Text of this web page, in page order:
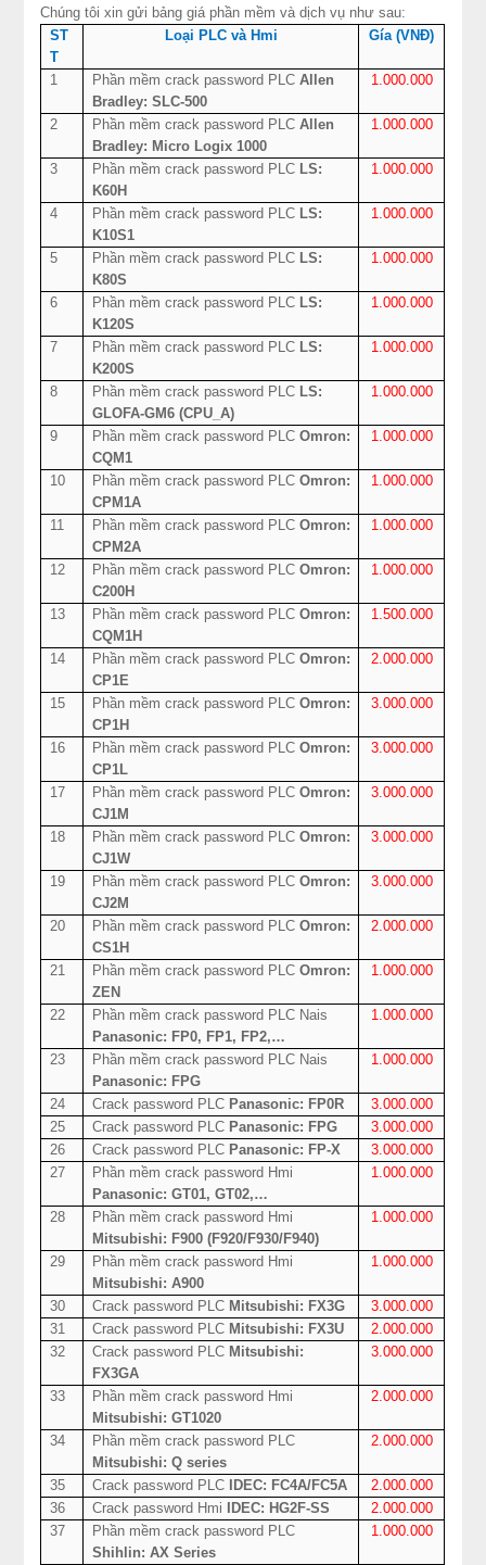
Chúng tôi xin gửi bảng giá phần mềm và dịch vụ như sau:
ST
T
Loại PLC và Hmi Gía (VNĐ)
1 Phần mềm crack password PLC Allen
Bradley: SLC-500
1.000.000
2 Phần mềm crack password PLC Allen
Bradley: Micro Logix 1000
1.000.000
3 Phần mềm crack password PLC LS:
K60H
1.000.000
4 Phần mềm crack password PLC LS:
K10S1
1.000.000
5 Phần mềm crack password PLC LS:
K80S
1.000.000
6 Phần mềm crack password PLC LS:
K120S
1.000.000
7 Phần mềm crack password PLC LS:
K200S
1.000.000
8 Phần mềm crack password PLC LS:
GLOFA-GM6 (CPU_A)
1.000.000
9 Phần mềm crack password PLC Omron:
CQM1
1.000.000
10 Phần mềm crack password PLC Omron:
CPM1A
1.000.000
11 Phần mềm crack password PLC Omron:
CPM2A
1.000.000
12 Phần mềm crack password PLC Omron:
C200H
1.000.000
13 Phần mềm crack password PLC Omron:
CQM1H
1.500.000
14 Phần mềm crack password PLC Omron:
CP1E
2.000.000
15 Phần mềm crack password PLC Omron:
CP1H
3.000.000
16 Phần mềm crack password PLC Omron:
CP1L
3.000.000
17 Phần mềm crack password PLC Omron:
CJ1M
3.000.000
18 Phần mềm crack password PLC Omron:
CJ1W
3.000.000
19 Phần mềm crack password PLC Omron:
CJ2M
3.000.000
20 Phần mềm crack password PLC Omron:
CS1H
2.000.000
21 Phần mềm crack password PLC Omron:
ZEN
1.000.000
22
Phần mềm crack password PLC Nais
Panasonic: FP0, FP1, FP2,…
1.000.000
23
Phần mềm crack password PLC Nais
Panasonic: FPG
1.000.000
24 Crack password PLC Panasonic: FP0R
3.000.000
25
Crack password PLC Panasonic: FPG
3.000.000
26
Crack password PLC Panasonic: FP-X
3.000.000
27
Phần mềm crack password Hmi
Panasonic: GT01, GT02,…
1.000.000
28
Phần mềm crack password Hmi
Mitsubishi: F900 (F920/F930/F940)
1.000.000
29
Phần mềm crack password Hmi
Mitsubishi: A900
1.000.000
30 Crack password PLC Mitsubishi: FX3G
3.000.000
31
Crack password PLC Mitsubishi: FX3U
2.000.000
32
Crack password PLC Mitsubishi:
FX3GA
3.000.000
33
Phần mềm crack password Hmi
Mitsubishi: GT1020
2.000.000
34
Phần mềm crack password PLC
Mitsubishi: Q series
2.000.000
35 Crack password PLC IDEC: FC4A/FC5A
2.000.000
36
Crack password Hmi IDEC: HG2F-SS
2.000.000
37
Phần mềm crack password PLC
Shihlin: AX Series
1.000.000